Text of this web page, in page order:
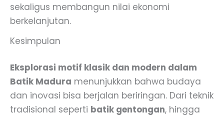
sekaligus membangun nilai ekonomi
berkelanjutan.
Kesimpulan
Eksplorasi motif klasik dan modern dalam
Batik Madura menunjukkan bahwa budaya
dan inovasi bisa berjalan beriringan. Dari teknik
tradisional seperti batik gentongan, hingga